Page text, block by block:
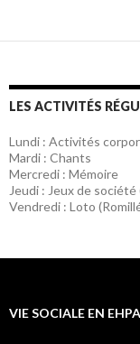
LES ACTIVITÉS
Lundi : Activités
Mardi : Chants
Mercredi : Mémoire
Jeudi : Jeux de
Vendredi : Loto
VIE SOCIALE EN